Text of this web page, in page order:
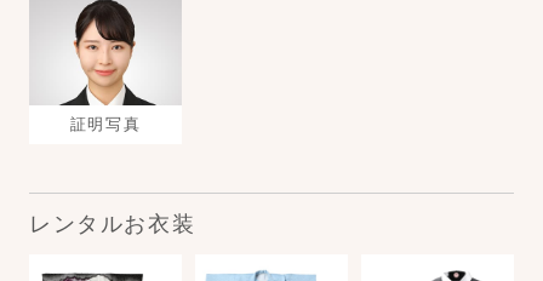
証明写真
レンタルお衣装